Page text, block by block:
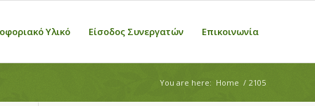
Υλικό Είσοδος Συνεργατών Επικοινωνία
You are here: Home / 2105